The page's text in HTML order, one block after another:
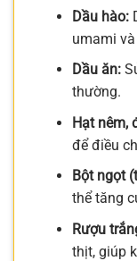
Dầu hào:
umami
Dầu ăn:
thường.
Hạt nêm,
để điều
Bột ngọt
thể tăng
Rượu
thịt, giúp